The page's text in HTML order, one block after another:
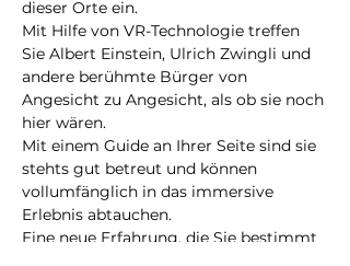
dieser Orte ein.
Mit Hilfe von VR-Technologie treffen
Sie Albert Einstein, Ulrich Zwingli und
andere berühmte Bürger von
Angesicht zu Angesicht, als ob sie noch
hier wären.
Mit einem Guide an Ihrer Seite sind sie
stehts gut betreut und können
vollumfänglich in das immersive
Erlebnis abtauchen.
Eine neue Erfahrung, die Sie bestimmt